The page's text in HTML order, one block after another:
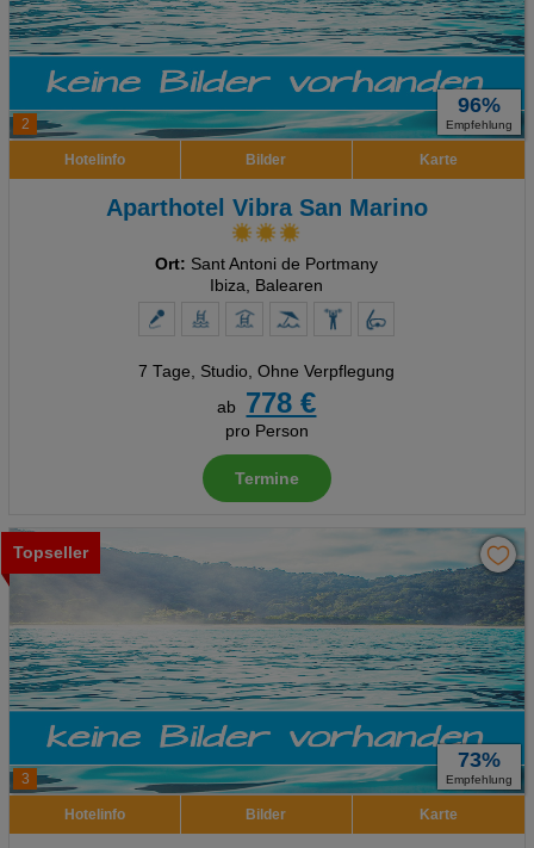
2
96%
Empfehlung
Hotelinfo Bilder Karte
Aparthotel Vibra San Marino
Ort: Sant Antoni de Portmany
Ibiza, Balearen
7 Tage, Studio, Ohne Verpflegung
ab
778 €
pro Person
Termine
3
Topseller
73%
Empfehlung
Hotelinfo Bilder Karte